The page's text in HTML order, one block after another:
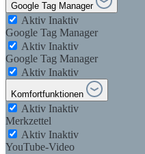
Google Tag Manager
Aktiv Inaktiv
Google Tag Manager
Aktiv Inaktiv
Google Tag Manager
Aktiv Inaktiv
Komfortfunktionen
Aktiv Inaktiv
Merkzettel
Aktiv Inaktiv
YouTube-Video